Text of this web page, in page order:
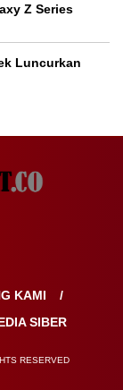
Z Series
Luncurkan
KAMI
SIBER
RESERVED